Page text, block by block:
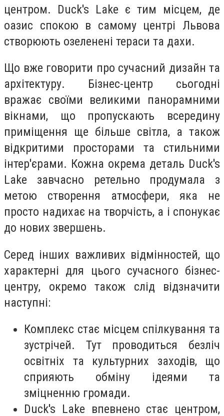
центром. Duck's Lake є тим місцем, де
оазис спокою в самому центрі Львова
створюють озеленені тераси та дахи.
Що вже говорити про сучасний дизайн та
архітектуру. Бізнес-центр сьогодні
вражає своїми великими панорамними
вікнами, що пропускають всередину
приміщення ще більше світла, а також
відкритими просторами та стильними
інтер'єрами. Кожна окрема деталь Duck's
Lake завчасно ретельно продумала з
метою створення атмосфери, яка не
просто надихає на творчість, а і спонукає
до нових звершень.
Серед інших важливих відмінностей, що
характерні для цього сучасного бізнес-
центру, окремо також слід відзначити
наступні:
Комплекс стає місцем спілкування та
зустрічей. Тут проводиться безліч
освітніх та культурних заходів, що
сприяють обміну ідеями та
зміцненню громади.
Duck's Lake впевнено стає центром,